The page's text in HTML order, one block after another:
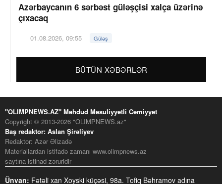
Azərbaycanın 6 sərbəst güləşçisi xalça üzərinə
çıxacaq
01.08.2026, 09:55 Güləş
BÜTÜN XƏBƏRLƏR
"OLIMPNEWS.AZ" Məhdud Məsuliyyətli Cəmiyyət
Copyright © 2013-2026 "OLIMPNEWS.az"
Baş redaktor: Aslan Şirəliyev
Redaktor: Azər Əlizadə
Materiallardan istifadə zamanı www.olimpnews.az
saytına istinad zəruridir
Ünvan: Fətəli xan Xoyski küçəsi, 98a. Tofiq Bəhramov adına